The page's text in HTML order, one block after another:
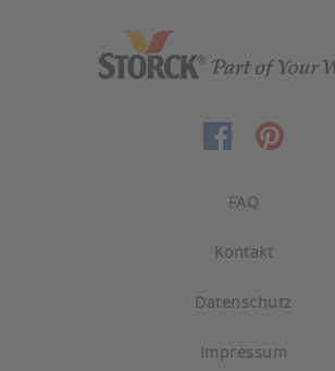
FAQ
Kontakt
Datenschutz
Impressum